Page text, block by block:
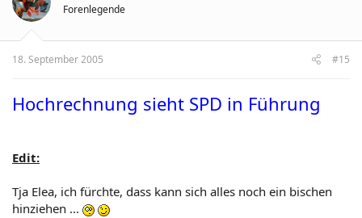
Forenlegende
18. September 2005 #15
Hochrechnung sieht SPD in Führung
Edit:
Tja Elea, ich fürchte, dass kann sich alles noch ein bischen
hinziehen ...